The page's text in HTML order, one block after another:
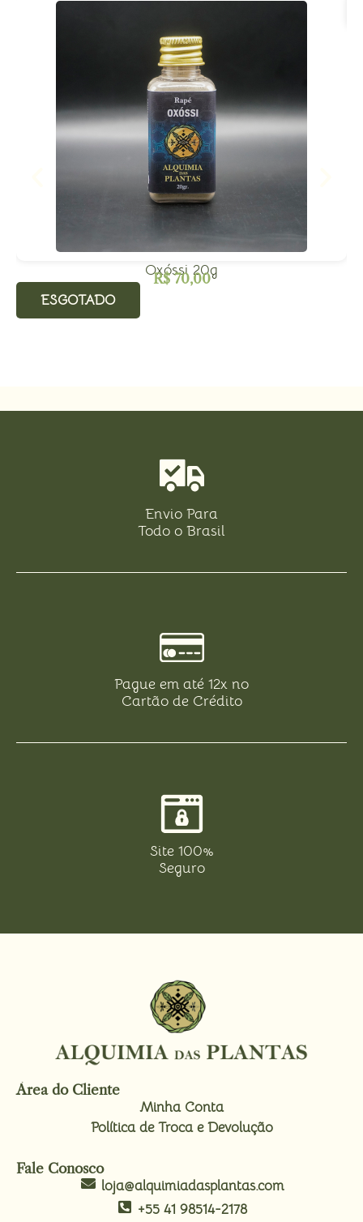
Oxóssi 20g
R$70,00
ESGOTADO
Envio Para
Todo o Brasil
Pague em até 12x no
Cartão de Crédito
Site 100%
Seguro
Área do Cliente
Minha Conta
Política de Troca e Devolução
Fale Conosco
loja@alquimiadasplantas.com
+55 41 98514-2178